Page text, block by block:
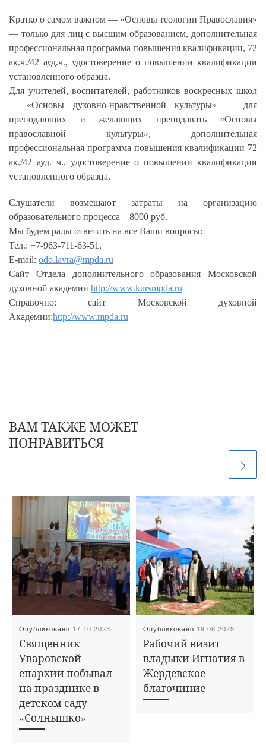
Кратко о самом важном — «Основы теологии Православия»
— только для лиц с высшим образованием, дополнительная
профессиональная программа повышения квалификации, 72
ак.ч./42 ауд.ч., удостоверение о повышении квалификации
установленного образца.
Для учителей, воспитателей, работников воскресных школ
— «Основы духовно-нравственной культуры» — для
преподающих и желающих преподавать «Основы
православной культуры», дополнительная
профессиональная программа повышения квалификации 72
ак./42 ауд. ч., удостоверение о повышении квалификации
установленного образца.
Слушатели возмещают затраты на организацию
образовательного процесса – 8000 руб.
Мы будем рады ответить на все Ваши вопросы:
Тел.: +7-963-711-63-51,
E-mail: odo.lavra@mpda.ru
Сайт Отдела дополнительного образования Московской
духовной академии http://www.kursmpda.ru
Справочно: сайт Московской духовной
Академии:http://www.mpda.ru
ВАМ ТАКЖЕ МОЖЕТ
ПОНРАВИТЬСЯ
Опубликовано 17.10.2023
Священник
Уваровской
епархии побывал
на празднике в
детском саду
«Солнышко»
Опубликовано 19.08.2025
Рабочий визит
владыки Игнатия в
Жердевское
благочиние